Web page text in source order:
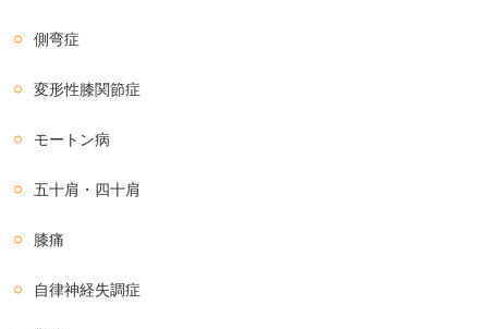
側弯症
変形性膝関節症
モートン病
五十肩・四十肩
膝痛
自律神経失調症